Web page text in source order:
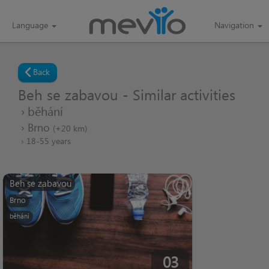
Language Navigation
Back
Beh se zabavou - Similar activities
běhání
Brno (+20 km)
18-55 years
Beh se zabavou
Brno
běhání
03